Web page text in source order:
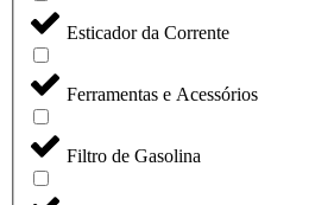
Esticador da Corrente
Ferramentas e Acessórios
Filtro de Gasolina